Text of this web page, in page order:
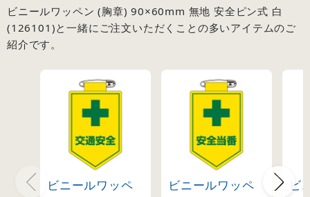
ビニールワッペン (胸章) 90×60mm 無地 安全ピン式 白
(126101)と一緒にご注文いただくことの多いアイテムのご
紹介です。
ビニールワッペ
ビニールワッペ
ビ